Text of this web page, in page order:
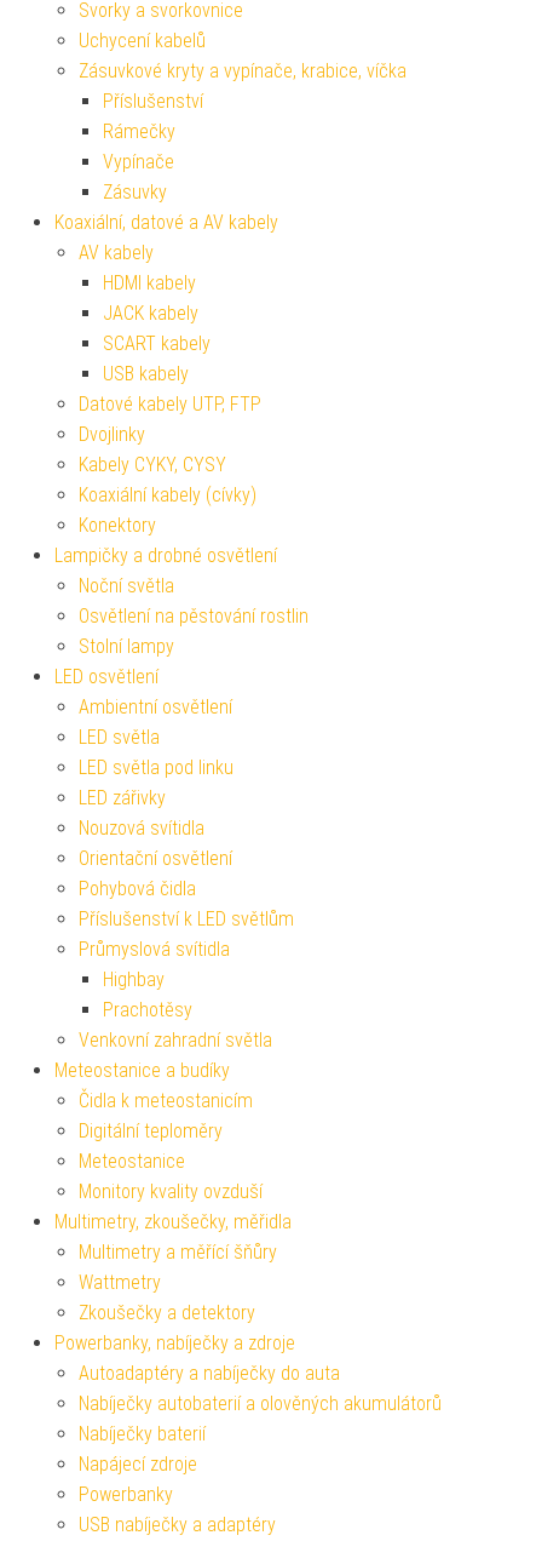
Svorky a svorkovnice
Uchycení kabelů
Zásuvkové kryty a vypínače, krabice, víčka
Příslušenství
Rámečky
Vypínače
Zásuvky
Koaxiální, datové a AV kabely
AV kabely
HDMI kabely
JACK kabely
SCART kabely
USB kabely
Datové kabely UTP, FTP
Dvojlinky
Kabely CYKY, CYSY
Koaxiální kabely (cívky)
Konektory
Lampičky a drobné osvětlení
Noční světla
Osvětlení na pěstování rostlin
Stolní lampy
LED osvětlení
Ambientní osvětlení
LED světla
LED světla pod linku
LED zářivky
Nouzová svítidla
Orientační osvětlení
Pohybová čidla
Příslušenství k LED světlům
Průmyslová svítidla
Highbay
Prachotěsy
Venkovní zahradní světla
Meteostanice a budíky
Čidla k meteostanicím
Digitální teploměry
Meteostanice
Monitory kvality ovzduší
Multimetry, zkoušečky, měřidla
Multimetry a měřící šňůry
Wattmetry
Zkoušečky a detektory
Powerbanky, nabíječky a zdroje
Autoadaptéry a nabíječky do auta
Nabíječky autobaterií a olověných akumulátorů
Nabíječky baterií
Napájecí zdroje
Powerbanky
USB nabíječky a adaptéry